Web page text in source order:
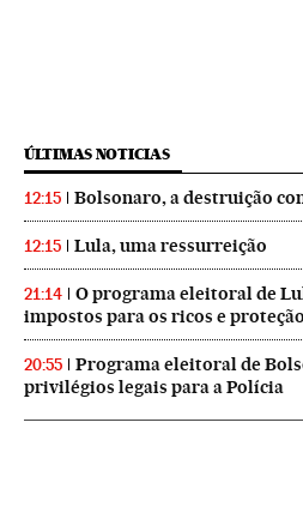
ÚLTIMAS NOTICIAS
12:15 Bolsonaro, a destruição
12:15 Lula, uma ressurreição
21:14
O programa eleitoral de
impostos para os ricos e
20:55
Programa eleitoral de
privilégios legais para a Polícia